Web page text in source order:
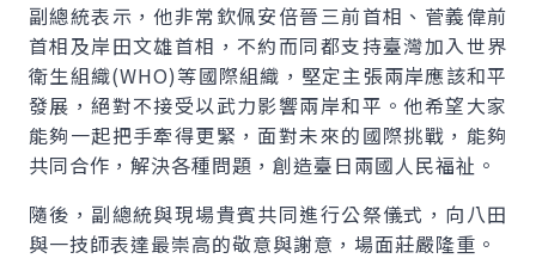
副總統表示，他非常欽佩安倍晉三前首相、菅義偉前
首相及岸田文雄首相，不約而同都支持臺灣加入世界
衛生組織(WHO)等國際組織，堅定主張兩岸應該和平
發展，絕對不接受以武力影響兩岸和平。他希望大家
能夠一起把手牽得更緊，面對未來的國際挑戰，能夠
共同合作，解決各種問題，創造臺日兩國人民福祉。
隨後，副總統與現場貴賓共同進行公祭儀式，向八田
與一技師表達最崇高的敬意與謝意，場面莊嚴隆重。